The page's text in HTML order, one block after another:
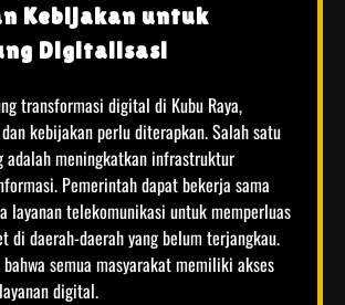
Kebijakan untuk
Digitalisasi
transformasi digital di Kubu Raya,
kebijakan perlu diterapkan. Salah satu
adalah meningkatkan infrastruktur
Pemerintah dapat bekerja sama
layanan telekomunikasi untuk memperluas
di daerah-daerah yang belum terjangkau.
semua masyarakat memiliki akses
digital.